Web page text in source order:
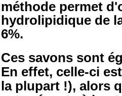
méthode permet
hydrolipidique de
6%.﻿
Ces savons sont
En effet, celle-ci
la plupart !), alors